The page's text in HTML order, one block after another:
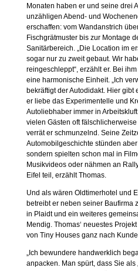
Monaten haben er und seine drei
unzähligen Abend- und
erschaffen: vom Wandanstrich
Fischgrätmuster bis zur Montage
Sanitärbereich. „Die Location im
sogar nur zu zweit gebaut. Wir
reingeschleppt“, erzählt er. Bei
eine harmonische Einheit. „Ich
bekräftigt der Autodidakt. Hier gibt
er liebe das Experimentelle und
Autoliebhaber immer in
vielen Gästen oft
verrät er schmunzelnd. Seine
Automobilgeschichte stünden
sondern spielten schon mal in
Musikvideos oder nähmen an
Eifel teil, erzählt Thomas.
Und als wären Oldtimerhotel und
betreibt er neben seiner Baufirma
in Plaidt und ein weiteres
Mendig. Thomas‘ neuestes
von Tiny Houses ganz nach
„Ich bewundere handwerklich
anpacken. Man spürt, dass Sie als